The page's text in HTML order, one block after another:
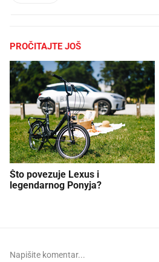
PROČITAJTE JOŠ
Što povezuje Lexus i
legendarnog Ponyja?